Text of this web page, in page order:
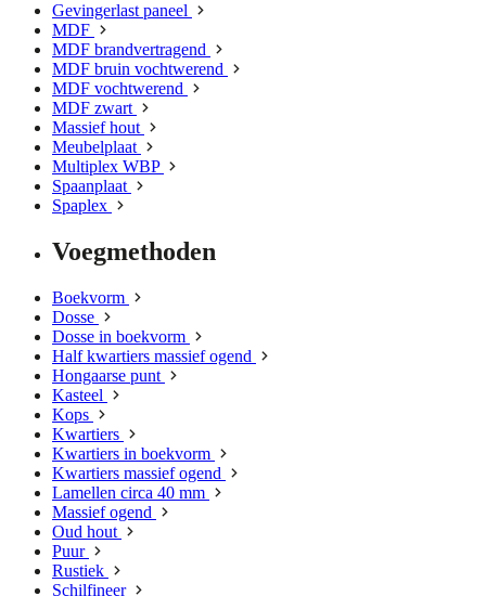
Gevingerlast paneel
MDF
MDF brandvertragend
MDF bruin vochtwerend
MDF vochtwerend
MDF zwart
Massief hout
Meubelplaat
Multiplex WBP
Spaanplaat
Spaplex
Voegmethoden
Boekvorm
Dosse
Dosse in boekvorm
Half kwartiers massief ogend
Hongaarse punt
Kasteel
Kops
Kwartiers
Kwartiers in boekvorm
Kwartiers massief ogend
Lamellen circa 40 mm
Massief ogend
Oud hout
Puur
Rustiek
Schilfineer